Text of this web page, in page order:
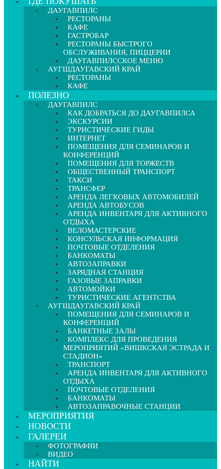
ДАУГАВПИЛС
РЕСТОРАНЫ
КАФЕ
ГАСТРОБАР
РЕСТОРАНЫ БЫСТРОГО
ОБСЛУЖИВАНИЯ, ПИЦЦЕРИИ
ДАУГАВПИЛССКОЕ МЕНЮ
АУГШДАУГАВСКИЙ КРАЙ
РЕСТОРАНЫ
КАФЕ
ПОЛЕЗНО
ДАУГАВПИЛС
КАК ДОБРАТЬСЯ ДО ДАУГАВПИЛСА
ЭКСКУРСИИ
ТУРИСТИЧЕСКИЕ ГИДЫ
ИНТЕРНЕТ
ПОМЕЩЕНИЯ ДЛЯ СЕМИНАРОВ И
КОНФЕРЕНЦИЙ
ПОМЕЩЕНИЯ ДЛЯ ТОРЖЕСТВ
ОБЩЕСТВЕННЫЙ ТРАНСПОРТ
ТАКСИ
ТРАНСФЕР
АРЕНДА ЛЕГКОВЫХ АВТОМОБИЛЕЙ
АРЕНДА АВТОБУСОВ
АРЕНДА ИНВЕНТАРЯ ДЛЯ АКТИВНОГО
ОТДЫХА
ВЕЛОМАСТЕРСКИЕ
КОНСУЛЬСКАЯ ИНФОРМАЦИЯ
ПОЧТОВЫЕ ОТДЕЛЕНИЯ
БАНКОМАТЫ
АВТОЗАПРАВКИ
ЗАРЯДНАЯ СТАНЦИЯ
ГАЗОВЫЕ ЗАПРАВКИ
АВТОМОЙКИ
ТУРИСТИЧЕСКИЕ АГЕНТСТВА
АУГШДАУГАВСКИЙ КРАЙ
ПОМЕЩЕНИЯ ДЛЯ СЕМИНАРОВ И
КОНФЕРЕНЦИЙ
БАНКЕТНЫЕ ЗАЛЫ
КОМПЛЕКС ДЛЯ ПРОВЕДЕНИЯ
МЕРОПРИЯТИЙ «ВИШКСКАЯ ЭСТРАДА И
СТАДИОН»
ТРАНСПОРТ
АРЕНДА ИНВЕНТАРЯ ДЛЯ АКТИВНОГО
ОТДЫХА
ПОЧТОВЫЕ ОТДЕЛЕНИЯ
БАНКОМАТЫ
АВТОЗАПРАВОЧНЫЕ СТАНЦИИ
МЕРОПРИЯТИЯ
НОВОСТИ
ГАЛЕРЕИ
ФОТОГРАФИИ
ВИДЕО
НАЙТИ